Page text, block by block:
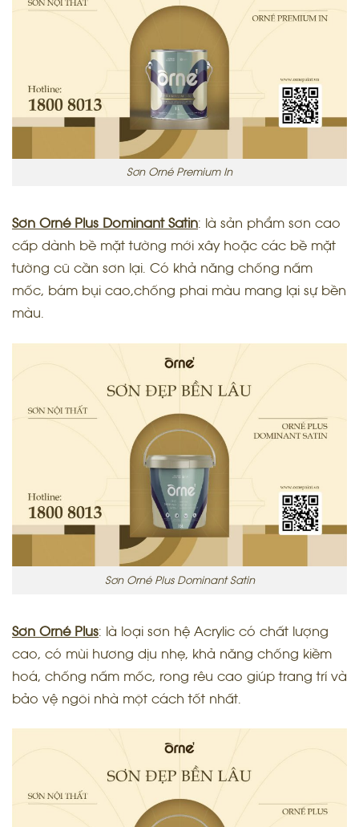
Sơn Orné Premium In
Sơn Orné Plus Dominant Satin: là sản phẩm sơn cao
cấp dành bề mặt tường mới xây hoặc các bề mặt
tường cũ cần sơn lại. Có khả năng chống nấm
mốc, bám bụi cao,chống phai màu mang lại sự bền
màu.
Sơn Orné Plus Dominant Satin
Sơn Orné Plus: là loại sơn hệ Acrylic có chất lượng
cao, có mùi hương dịu nhẹ, khả năng chống kiềm
hoá, chống nấm mốc, rong rêu cao giúp trang trí và
bảo vệ ngôi nhà một cách tốt nhất.